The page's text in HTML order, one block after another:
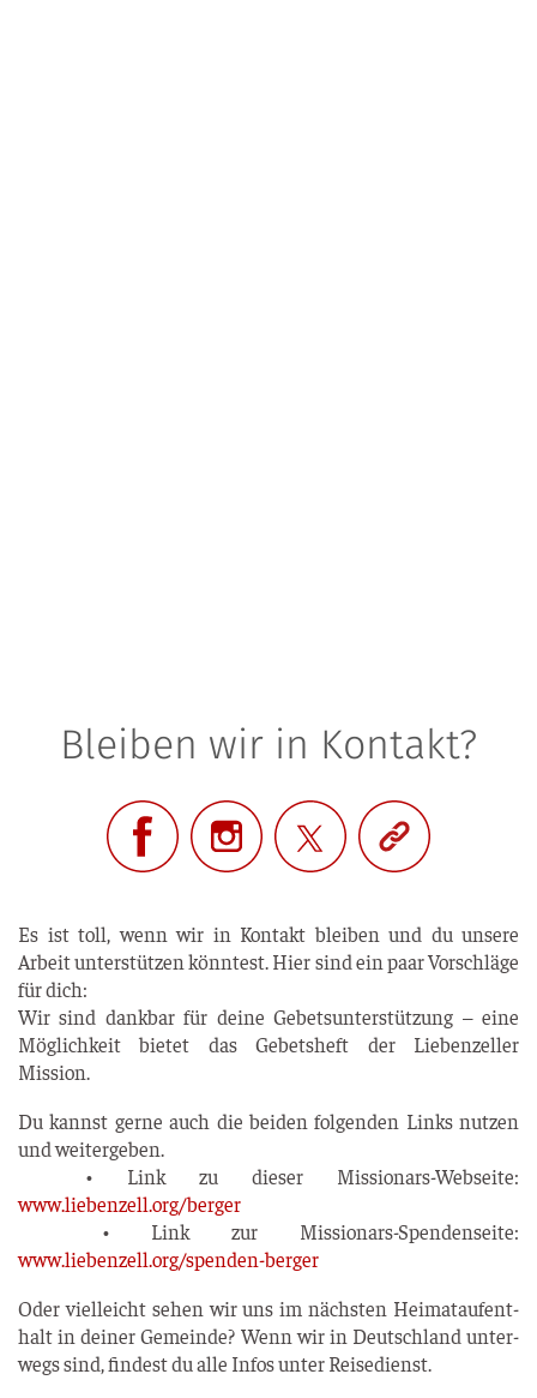
Bleiben wir in Kontakt?
Es ist toll, wenn wir in Kon­takt blei­ben und du unse­re
Arbeit unter­stüt­zen könn­test. Hier sind ein paar Vor­schlä­ge
für dich:
Wir sind dank­bar für dei­ne Gebets­un­ter­stüt­zung – eine
Mög­lich­keit bie­tet das Gebets­heft der Lie­ben­zel­ler
Mission.
Du kannst ger­ne auch die bei­den fol­gen­den Links nut­zen
und wei­ter­ge­ben.
• Link zu die­ser Mis­sio­nars-Web­sei­te:
www.liebenzell.org/berger
• Link zur Mis­sio­nars-Spen­den­sei­te:
www.liebenzell.org/spenden-berger
Oder viel­leicht sehen wir uns im nächs­ten Hei­mat­auf­ent­
halt in dei­ner Gemein­de? Wenn wir in Deutsch­land unter­
wegs sind, fin­dest du alle Infos unter Reisedienst.